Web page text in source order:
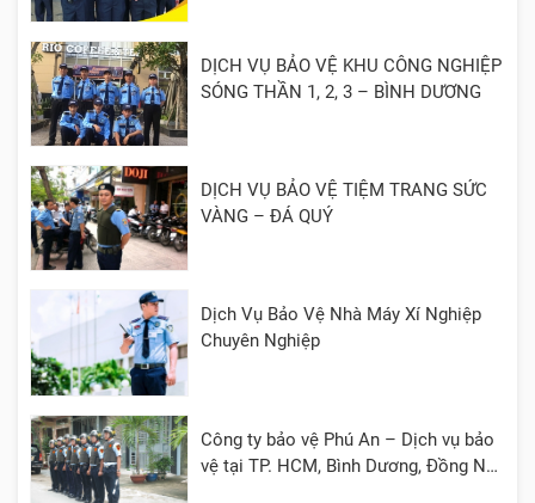
DỊCH VỤ BẢO VỆ KHU CÔNG NGHIỆP
SÓNG THẦN 1, 2, 3 – BÌNH DƯƠNG
DỊCH VỤ BẢO VỆ TIỆM TRANG SỨC
VÀNG – ĐÁ QUÝ
Dịch Vụ Bảo Vệ Nhà Máy Xí Nghiệp
Chuyên Nghiệp
Công ty bảo vệ Phú An – Dịch vụ bảo
vệ tại TP. HCM, Bình Dương, Đồng Nai,